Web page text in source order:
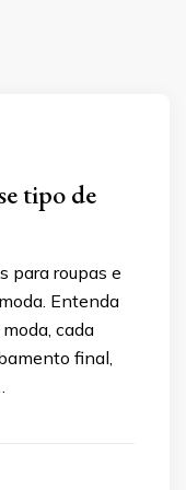
tipo de
para roupas e
Entenda
cada
final,